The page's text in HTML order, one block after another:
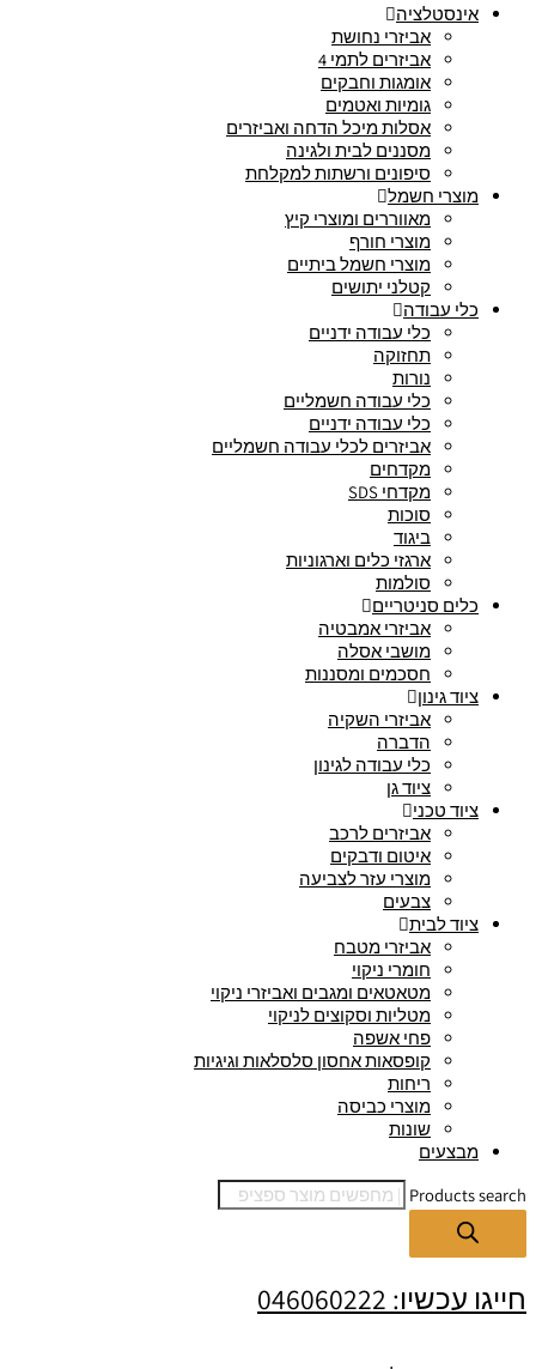
אינסטלציה
אביזרי נחושת
אביזרים לתמי 4
אומגות וחבקים
גומיות ואטמים
אסלות מיכל הדחה ואביזרים
מסננים לבית ולגינה
סיפונים ורשתות למקלחת
מוצרי חשמל
מאווררים ומוצרי קיץ
מוצרי חורף
מוצרי חשמל ביתיים
קטלני יתושים
כלי עבודה
כלי עבודה ידניים
תחזוקה
נורות
כלי עבודה חשמליים
כלי עבודה ידניים
אביזרים לכלי עבודה חשמליים
מקדחים
מקדחי SDS
סוכות
ביגוד
ארגזי כלים וארגוניות
סולמות
כלים סניטריים
אביזרי אמבטיה
מושבי אסלה
חסכמים ומסננות
ציוד גינון
אביזרי השקיה
הדברה
כלי עבודה לגינון
ציוד גן
ציוד טכני
אביזרים לרכב
איטום ודבקים
מוצרי עזר לצביעה
צבעים
ציוד לבית
אביזרי מטבח
חומרי ניקוי
מטאטאים ומגבים ואביזרי ניקוי
מטליות וסקוצים לניקוי
פחי אשפה
קופסאות אחסון סלסלאות וגיגיות
ריחות
מוצרי כביסה
שונות
מבצעים
Products search
חייגו עכשיו: 046060222